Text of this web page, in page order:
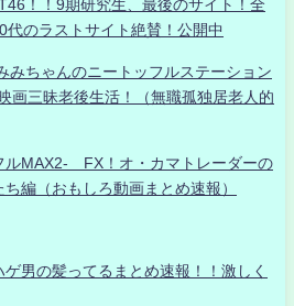
！！9期研究生、最後のサイト！全
のラストサイト絶賛！公開中
みちゃんのニートッフルステーション
画三昧老後生活！（無職孤独居老人的
ルMAX2- FX！オ・カマトレーダーの
編（おもしろ動画まとめ速報）
男の髪ってるまとめ速報！！激しく